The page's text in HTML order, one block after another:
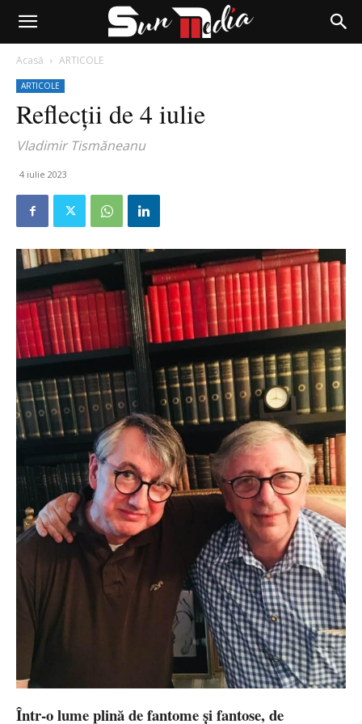
Acasă ARTICOLE
ARTICOLE
Reflecții de 4 iulie
Vladimir Tismăneanu
4 iulie 2023
Într-o lume plină de fantome și fantose, de